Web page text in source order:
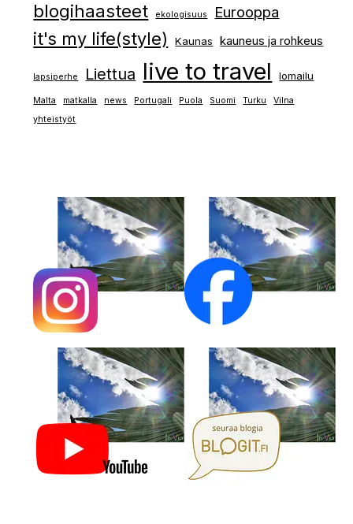
blogihaasteet ekologisuus Eurooppa
it's my life(style) Kaunas kauneus ja rohkeus
lapsiperhe Liettua live to travel lomailu
Malta matkalla news Portugali Puola Suomi Turku
Vilna
yhteistyöt